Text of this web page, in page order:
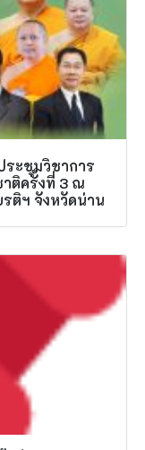
ระชุมวิชาการ
ติครั้งที่ 3 ณ
ติฯ จังหวัดน่าน